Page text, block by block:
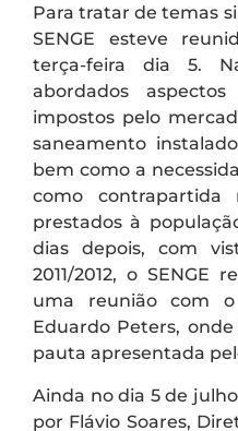
Para tratar de temas
SENGE esteve
terça-feira dia 5.
abordados
impostos pelo
saneamento
bem como a
como contrapartida
prestados à
dias depois, com
2011/2012, o SENGE
uma reunião com
Eduardo Peters,
pauta apresentada
Ainda no dia 5 de
por Flávio Soares,